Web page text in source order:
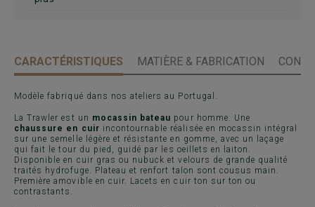
CARACTÉRISTIQUES MATIÈRE & FABRICATION
Modèle fabriqué dans nos ateliers au Portugal.
La Trawler est un mocassin bateau pour homme. Une
chaussure en cuir incontournable réalisée en mocassin intégral
sur une semelle légère et résistante en gomme, avec un laçage
qui fait le tour du pied, guidé par les oeillets en laiton.
Disponible en cuir gras ou nubuck et velours de grande qualité
traités hydrofuge. Plateau et renfort talon sont cousus main.
Première amovible en cuir. Lacets en cuir ton sur ton ou
contrastants.